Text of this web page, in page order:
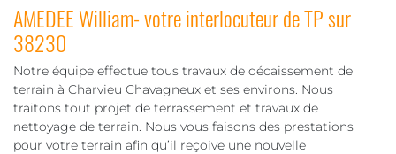
AMEDEE William- votre interlocuteur de TP sur
38230
Notre équipe effectue tous travaux de décaissement de
terrain à Charvieu Chavagneux et ses environs. Nous
traitons tout projet de terrassement et travaux de
nettoyage de terrain. Nous vous faisons des prestations
pour votre terrain afin qu’il reçoive une nouvelle